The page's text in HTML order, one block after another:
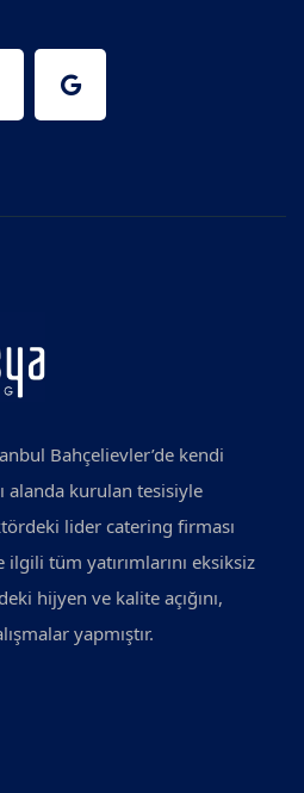
Bahçelievler’de kendi
alanda kurulan tesisiyle
lider catering firması
tüm yatırımlarını eksiksiz
hijyen ve kalite açığını,
yapmıştır.